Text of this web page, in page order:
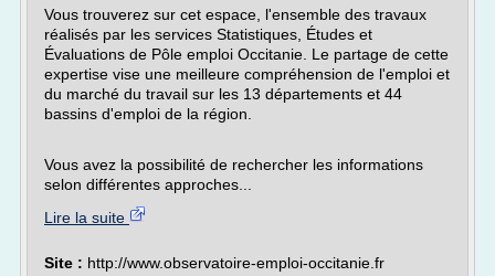
Vous trouverez sur cet espace, l'ensemble des travaux
réalisés par les services Statistiques, Études et
Évaluations de Pôle emploi Occitanie. Le partage de cette
expertise vise une meilleure compréhension de l'emploi et
du marché du travail sur les 13 départements et 44
bassins d'emploi de la région.
Vous avez la possibilité de rechercher les informations
selon différentes approches...
Lire la suite
Site : http://www.observatoire-emploi-occitanie.fr